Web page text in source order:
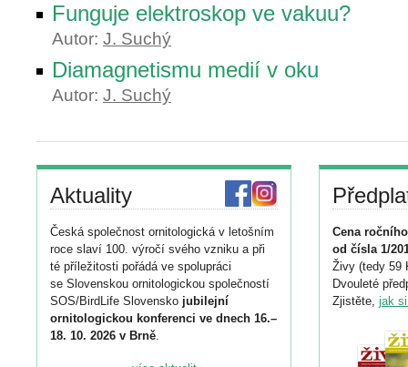
Funguje elektroskop ve vakuu?
Autor: J. Suchý
Diamagnetismu medií v oku
Autor: J. Suchý
Aktuality
Česká společnost ornitologická v letošním
roce slaví 100. výročí svého vzniku a při
té příležitosti pořádá ve spolupráci
se Slovenskou ornitologickou společností
SOS/BirdLife Slovensko jubilejní
ornitologickou konferenci ve dnech 16.–
18. 10. 2026 v Brně.
Cena
od čísla 1/
Živy (tedy 59
Dvouleté
Zjistěte, jak